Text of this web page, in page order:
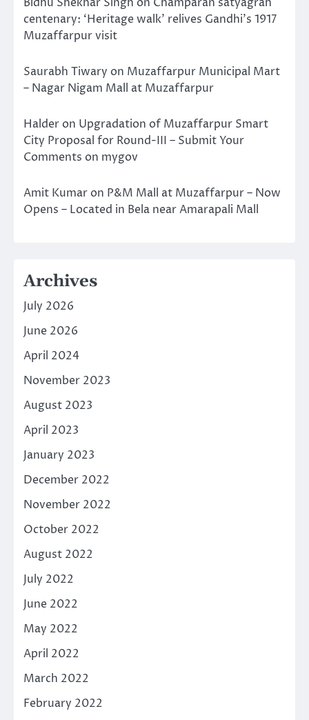
centenary: ‘Heritage walk’ relives Gandhi’s 1917
Muzaffarpur visit
Saurabh Tiwary on Muzaffarpur Municipal Mart
– Nagar Nigam Mall at Muzaffarpur
Halder on Upgradation of Muzaffarpur Smart
City Proposal for Round-III – Submit Your
Comments on mygov
Amit Kumar on P&M Mall at Muzaffarpur – Now
Opens – Located in Bela near Amarapali Mall
Archives
July 2026
June 2026
April 2024
November 2023
August 2023
April 2023
January 2023
December 2022
November 2022
October 2022
August 2022
July 2022
June 2022
May 2022
April 2022
March 2022
February 2022